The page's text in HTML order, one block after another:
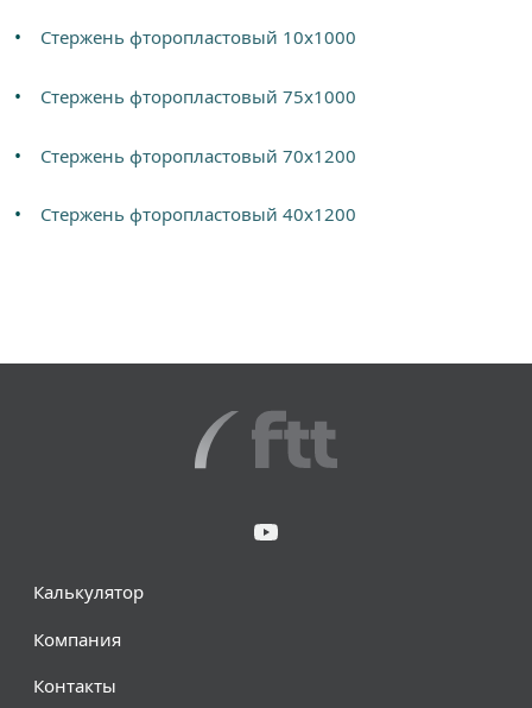
Стержень фторопластовый 10х1000
Стержень фторопластовый 75х1000
Стержень фторопластовый 70х1200
Стержень фторопластовый 40х1200
Калькулятор
Компания
Контакты